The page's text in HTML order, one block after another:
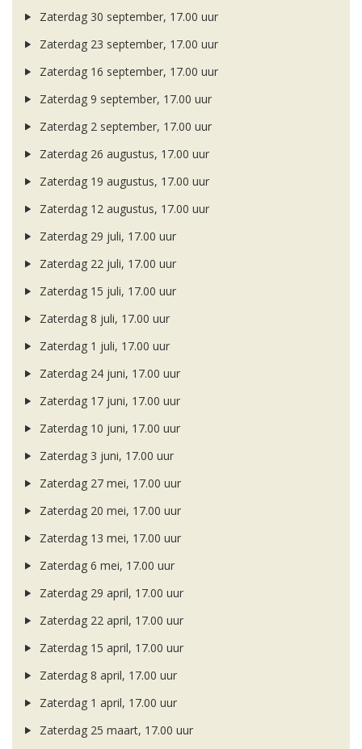
Zaterdag 30 september, 17.00 uur
Zaterdag 23 september, 17.00 uur
Zaterdag 16 september, 17.00 uur
Zaterdag 9 september, 17.00 uur
Zaterdag 2 september, 17.00 uur
Zaterdag 26 augustus, 17.00 uur
Zaterdag 19 augustus, 17.00 uur
Zaterdag 12 augustus, 17.00 uur
Zaterdag 29 juli, 17.00 uur
Zaterdag 22 juli, 17.00 uur
Zaterdag 15 juli, 17.00 uur
Zaterdag 8 juli, 17.00 uur
Zaterdag 1 juli, 17.00 uur
Zaterdag 24 juni, 17.00 uur
Zaterdag 17 juni, 17.00 uur
Zaterdag 10 juni, 17.00 uur
Zaterdag 3 juni, 17.00 uur
Zaterdag 27 mei, 17.00 uur
Zaterdag 20 mei, 17.00 uur
Zaterdag 13 mei, 17.00 uur
Zaterdag 6 mei, 17.00 uur
Zaterdag 29 april, 17.00 uur
Zaterdag 22 april, 17.00 uur
Zaterdag 15 april, 17.00 uur
Zaterdag 8 april, 17.00 uur
Zaterdag 1 april, 17.00 uur
Zaterdag 25 maart, 17.00 uur